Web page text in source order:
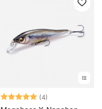
Bewertung:(4)